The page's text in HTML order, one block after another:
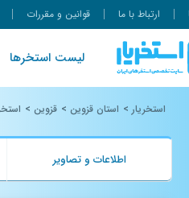
ارتباط با ما قوانین و مقررات
لیست استخرها
استخریار > استان قزوین > قزوین >
اطلاعات و تصاویر